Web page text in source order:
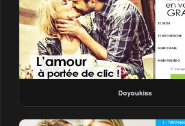
Doyoukiss